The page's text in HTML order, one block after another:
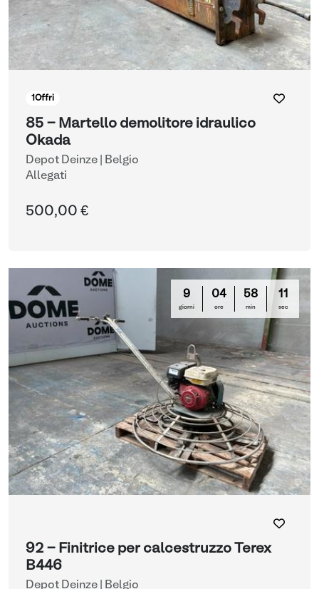
1 Offri
85 - Martello demolitore idraulico
Okada
Depot Deinze | Belgio
Allegati
500,00 €
9
giorni
04
ore
58
min
10
sec
92 - Finitrice per calcestruzzo Terex
B446
Depot Deinze | Belgio